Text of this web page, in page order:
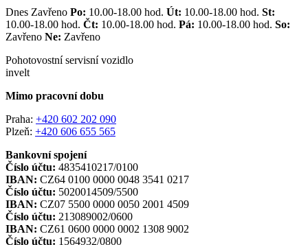
Dnes Zavřeno Po: 10.00-18.00 hod. Út: 10.00-18.00 hod. St:
10.00-18.00 hod. Čt: 10.00-18.00 hod. Pá: 10.00-18.00 hod. So:
Zavřeno Ne: Zavřeno
Pohotovostní servisní vozidlo
invelt
Mimo pracovní dobu
Praha: +420 602 202 090
Plzeň: +420 606 655 565
Bankovní spojení
Číslo účtu: 4835410217/0100
IBAN: CZ64 0100 0000 0048 3541 0217
Číslo účtu: 5020014509/5500
IBAN: CZ07 5500 0000 0050 2001 4509
Číslo účtu: 213089002/0600
IBAN: CZ61 0600 0000 0002 1308 9002
Číslo účtu: 1564932/0800